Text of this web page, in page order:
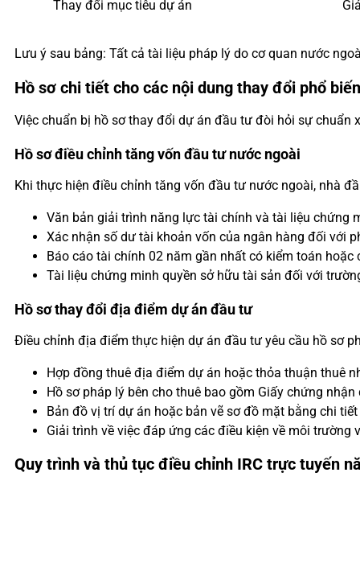
Thay đổi mục tiêu dự án
Lưu ý sau bảng: Tất cả tài liệu pháp lý do cơ quan nước
Hồ sơ chi tiết cho các nội dung thay đổi phổ biến
Việc chuẩn bị hồ sơ thay đổi dự án đầu tư đòi hỏi sự
Hồ sơ điều chỉnh tăng vốn đầu tư nước ngoài
Khi thực hiện điều chỉnh tăng vốn đầu tư nước ngoài, nhà
Văn bản giải trình năng lực tài chính và tài liệu chứng
Xác nhận số dư tài khoản vốn của ngân hàng đối với
Báo cáo tài chính 02 năm gần nhất có kiểm toán
Tài liệu chứng minh quyền sở hữu tài sản đối với
Hồ sơ thay đổi địa điểm dự án đầu tư
Điều chỉnh địa điểm thực hiện dự án đầu tư yêu cầu hồ sơ
Hợp đồng thuê địa điểm dự án hoặc thỏa thuận thuê
Hồ sơ pháp lý bên cho thuê bao gồm Giấy chứng
Bản đồ vị trí dự án hoặc bản vẽ sơ đồ mặt bằng chi
Giải trình về việc đáp ứng các điều kiện về môi trường
Quy trình và thủ tục điều chỉnh IRC trực tuyến